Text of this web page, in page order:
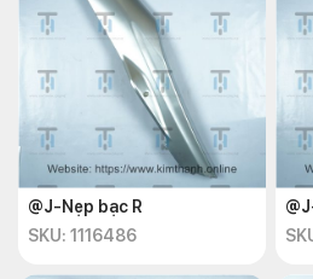
@J-Nẹp bạc R
SKU: 1116486